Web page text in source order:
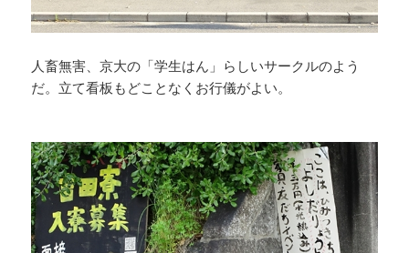
人畜無害、京大の「学生はん」らしいサークルのよう
だ。立て看板もどことなくお行儀がよい。